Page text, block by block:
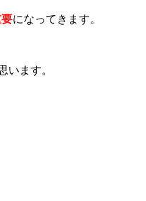
になってきます。
います。